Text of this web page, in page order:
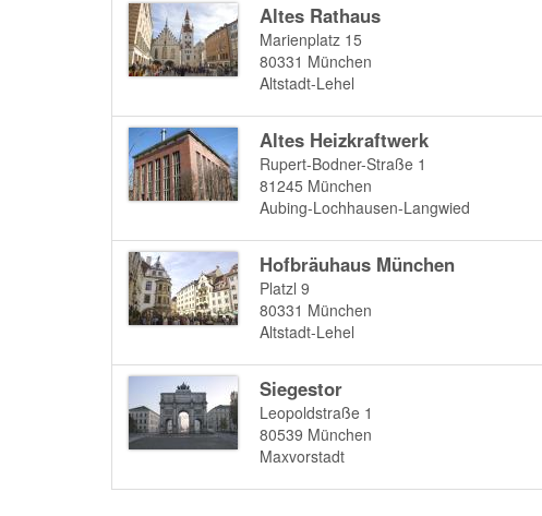
Altes Rathaus
Marienplatz 15
80331 München
Altstadt-Lehel
Altes Heizkraftwerk
Rupert-Bodner-Straße 1
81245 München
Aubing-Lochhausen-Langwied
Hofbräuhaus München
Platzl 9
80331 München
Altstadt-Lehel
Siegestor
Leopoldstraße 1
80539 München
Maxvorstadt